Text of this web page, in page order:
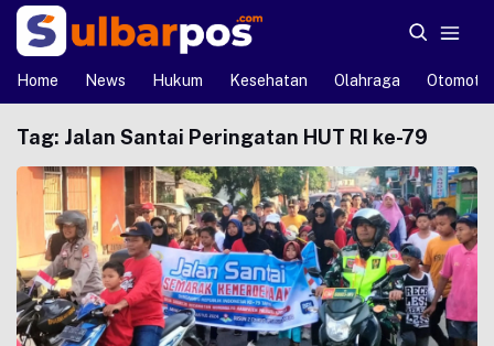
Home News Hukum Kesehatan Olahraga Otomotif
Tag: Jalan Santai Peringatan HUT RI ke-79